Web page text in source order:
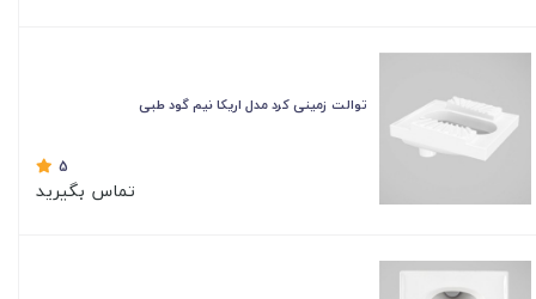
توالت زمینی کرد مدل اریکا نیم گود طبی
5
تماس بگیرید